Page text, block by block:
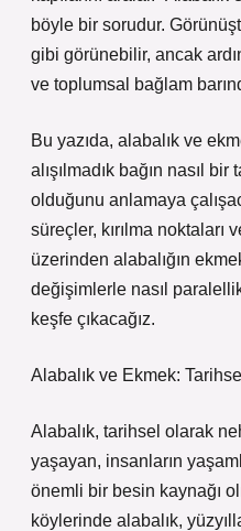
böyle bir sorudur.
gibi görünebilir, ancak
ve toplumsal bağlam
Bu yazıda, alabalık ve
alışılmadık bağın nasıl
olduğunu anlamaya
süreçler, kırılma noktaları
üzerinden alabalığın
değişimlerle nasıl
keşfe çıkacağız.
Alabalık ve Ekmek:
Alabalık, tarihsel olarak
yaşayan, insanların
önemli bir besin kaynağı
köylerinde alabalık,